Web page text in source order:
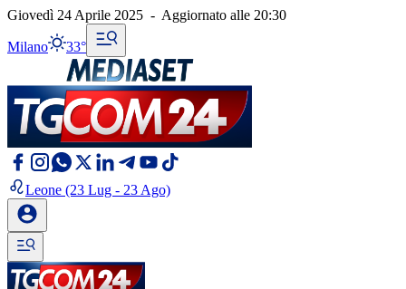
Giovedì 24 Aprile 2025 - Aggiornato alle 20:30
Milano 33°
Leone (23 Lug - 23 Ago)